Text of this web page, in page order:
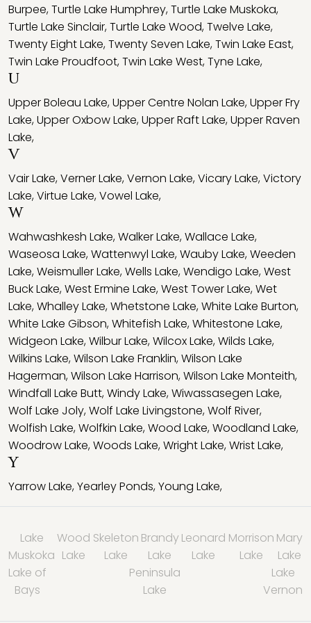
Burpee,Turtle Lake Humphrey,Turtle Lake Muskoka,
Turtle Lake Sinclair,Turtle Lake Wood,Twelve Lake,
Twenty Eight Lake,Twenty Seven Lake,Twin Lake East,
Twin Lake Proudfoot,Twin Lake West,Tyne Lake,
U
Upper Boleau Lake,Upper Centre Nolan Lake,Upper Fry
Lake,Upper Oxbow Lake,Upper Raft Lake,Upper Raven
Lake,
V
Vair Lake,Verner Lake,Vernon Lake,Vicary Lake,Victory
Lake,Virtue Lake,Vowel Lake,
W
Wahwashkesh Lake,Walker Lake,Wallace Lake,
Waseosa Lake,Wattenwyl Lake,Wauby Lake,Weeden
Lake,Weismuller Lake,Wells Lake,Wendigo Lake,West
Buck Lake,West Ermine Lake,West Tower Lake,Wet
Lake,Whalley Lake,Whetstone Lake,White Lake Burton,
White Lake Gibson,Whitefish Lake,Whitestone Lake,
Widgeon Lake,Wilbur Lake,Wilcox Lake,Wilds Lake,
Wilkins Lake,Wilson Lake Franklin,Wilson Lake
Hagerman,Wilson Lake Harrison,Wilson Lake Monteith,
Windfall Lake Butt,Windy Lake,Wiwassasegen Lake,
Wolf Lake Joly,Wolf Lake Livingstone,Wolf River,
Wolfish Lake,Wolfkin Lake,Wood Lake,Woodland Lake,
Woodrow Lake,Woods Lake,Wright Lake,Wrist Lake,
Y
Yarrow Lake,Yearley Ponds,Young Lake,
Lake
Muskoka
Wood
Lake
Skeleton
Lake
Brandy
Lake
Leonard
Lake
Morrison
Lake
Mary
Lake
Lake of
Bays
Peninsula
Lake
Lake
Vernon